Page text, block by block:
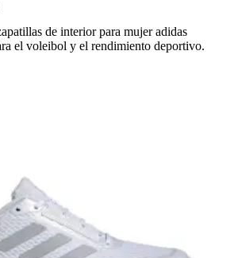
de interior para mujer adidas
el voleibol y el rendimiento deportivo.